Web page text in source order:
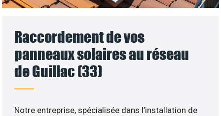
Raccordement de vos
panneaux solaires au réseau
de Guillac (33)
Notre entreprise, spécialisée dans l’installation de